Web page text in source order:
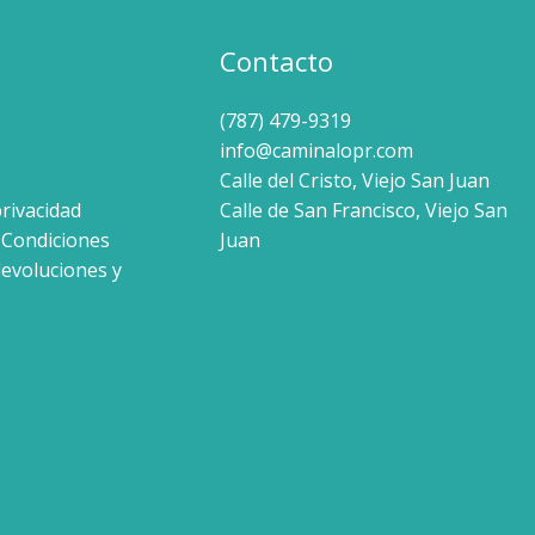
y
Contacto
(787) 479-9319
info@caminalopr.com
Calle del Cristo, Viejo San Juan
Calle de San Francisco, Viejo San
Juan